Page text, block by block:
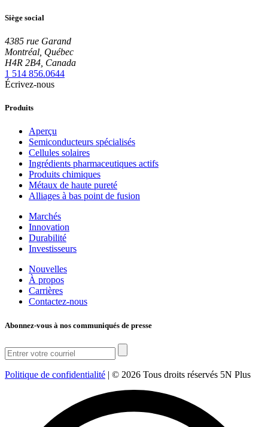
Siège social
4385 rue Garand
Montréal, Québec
H4R 2B4, Canada
1 514 856.0644
Écrivez-nous
Produits
Aperçu
Semiconducteurs spécialisés
Cellules solaires
Ingrédients pharmaceutiques actifs
Produits chimiques
Métaux de haute pureté
Alliages à bas point de fusion
Marchés
Innovation
Durabilité
Investisseurs
Nouvelles
À propos
Carrières
Contactez-nous
Abonnez-vous à nos communiqués de presse
Politique de confidentialité | © 2026 Tous droits réservés 5N Plus